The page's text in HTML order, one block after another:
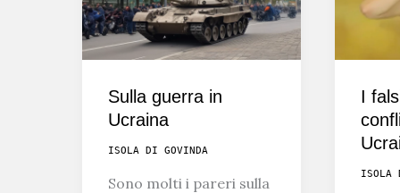
Sulla guerra in
Ucraina
ISOLA DI GOVINDA
Sono molti i pareri sulla
I
ISOLA